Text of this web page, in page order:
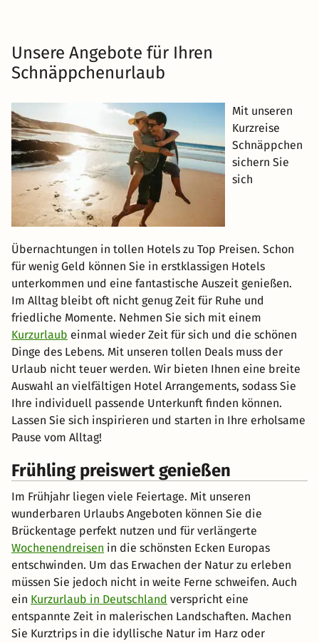
Unsere Angebote für Ihren
Schnäppchenurlaub
Mit unseren
Kurzreise
Schnäppchen
sichern Sie
sich
Übernachtungen in tollen Hotels zu Top Preisen. Schon
für wenig Geld können Sie in erstklassigen Hotels
unterkommen und eine fantastische Auszeit genießen.
Im Alltag bleibt oft nicht genug Zeit für Ruhe und
friedliche Momente. Nehmen Sie sich mit einem
Kurzurlaub einmal wieder Zeit für sich und die schönen
Dinge des Lebens. Mit unseren tollen Deals muss der
Urlaub nicht teuer werden. Wir bieten Ihnen eine breite
Auswahl an vielfältigen Hotel Arrangements, sodass Sie
Ihre individuell passende Unterkunft finden können.
Lassen Sie sich inspirieren und starten in Ihre erholsame
Pause vom Alltag!
Frühling preiswert genießen
Im Frühjahr liegen viele Feiertage. Mit unseren
wunderbaren Urlaubs Angeboten können Sie die
Brückentage perfekt nutzen und für verlängerte
Wochenendreisen in die schönsten Ecken Europas
entschwinden. Um das Erwachen der Natur zu erleben
müssen Sie jedoch nicht in weite Ferne schweifen. Auch
ein Kurzurlaub in Deutschland verspricht eine
entspannte Zeit in malerischen Landschaften. Machen
Sie Kurztrips in die idyllische Natur im Harz oder